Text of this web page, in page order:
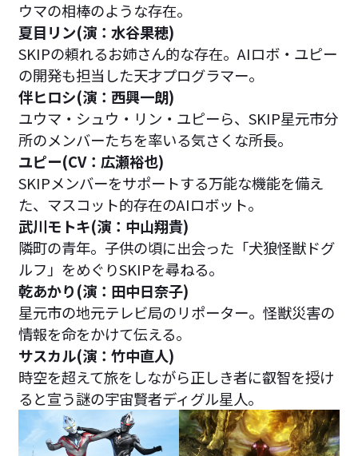
ウマの相棒のような存在。
夏目リン(演：水谷果穂)
SKIPの頼れるお姉さん的な存在。AIロボ・ユピー
の開発も担当した天才プログラマー。
伴ヒロシ(演：西興一朗)
ユウマ・シュウ・リン・ユピーら、SKIP星元市分
所のメンバーたちを率いる気さくな所長。
ユピー(CV：広瀬裕也)
SKIPメンバーをサポートする万能な機能を備え
た、マスコット的存在のAIロボット。
武川モトキ(演：中山翔貴)
隣町の青年。子供の頃に出会った「犬狼怪獣ドグ
ルフ」をめぐりSKIPを尋ねる。
乾あかり(演：田中日奈子)
星元市の地元テレビ局のリポーター。怪獣災害の
情報を命をかけて伝える。
サスカル(演：竹中直人)
時空を超えて旅をしながら正しき者に叡智を授け
ると宣う謎の宇宙賢者ディグル星人。